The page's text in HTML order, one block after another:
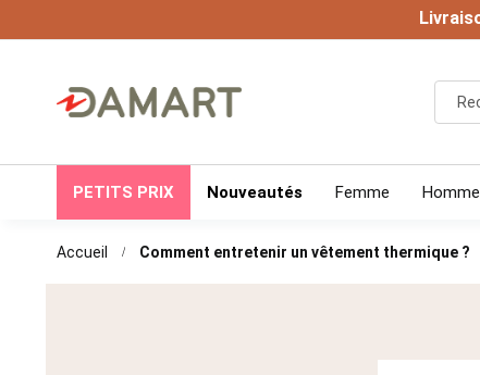
PETITS PRIX Nouveautés Femme Homme
Accueil Comment entretenir un vêtement thermique ?